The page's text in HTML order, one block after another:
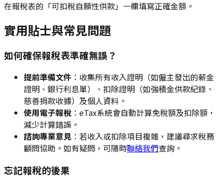
在報稅表的「可扣稅自願性供款」一欄填寫正確金額。
實用貼士與常見問題
如何確保報稅表準確無誤？
提前準備文件 ：收集所有收入證明（如僱主發出的薪金
證明、銀行利息單）、扣除證明（如強積金供款紀錄、
慈善捐款收據）及個人資料。
使用電子報稅 ：eTax系統會自動計算免稅額及扣除額，
減少計算錯誤。
諮詢專業意見 ：若收入或扣除項目複雜，建議尋求稅務
顧問協助。如有疑問，可隨時聯絡我們查詢。
忘記報稅的後果